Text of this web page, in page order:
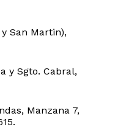
San Martin),
y Sgto. Cabral,
Manzana 7,